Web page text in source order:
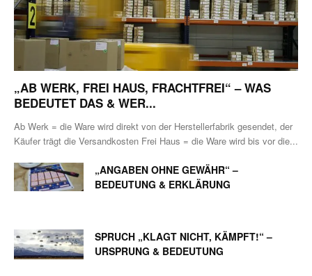
„AB WERK, FREI HAUS, FRACHTFREI“ – WAS
BEDEUTET DAS & WER...
Ab Werk = die Ware wird direkt von der Herstellerfabrik gesendet, der
Käufer trägt die Versandkosten Frei Haus = die Ware wird bis vor die...
„ANGABEN OHNE GEWÄHR“ –
BEDEUTUNG & ERKLÄRUNG
SPRUCH „KLAGT NICHT, KÄMPFT!“ –
URSPRUNG & BEDEUTUNG